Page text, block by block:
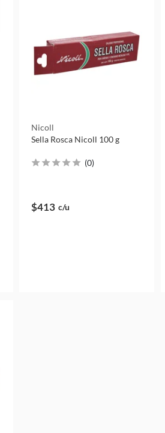
Nicoll
Sella Rosca Nicoll 100 g
(0)
$413 c/u